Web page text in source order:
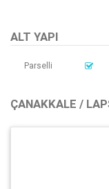
ALT YAPI
Parselli
ÇANAKKALE /